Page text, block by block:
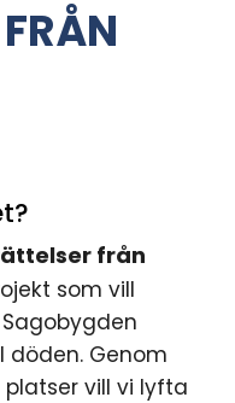
från
som vill
döden. Genom
vill vi lyfta